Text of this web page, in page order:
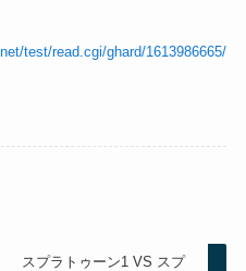
test/read.cgi/ghard/1613986665/
スプラトゥーン1 VS スプ